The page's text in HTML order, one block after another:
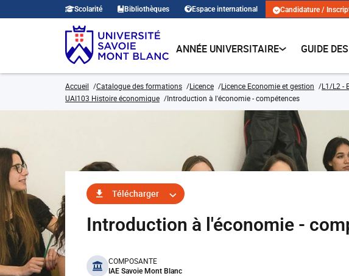
Scolarité Bibliothèques Espace international Candidature /
ANNÉE UNIVERSITAIRE GUIDE
Accueil Catalogue des formations Licence Licence Economie et gestion L1/L2 -
UAI103 Histoire économique
Introduction à l'économie - compétences
Télécharger
Introduction à l'économie -
benefits
COMPOSANTE
IAE Savoie Mont Blanc